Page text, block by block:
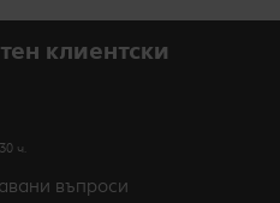
клиентски
ч.
въпроси